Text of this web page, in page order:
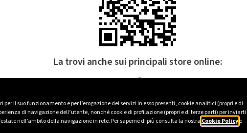
il suo funzionamento e per l’erogazione dei servizi in esso presenti, cookie analitici (propri e di
di navigazione dell’utente, nonché cookie di profilazione (propri e di terze parti) per inviarti
nell’ambito della navigazione in rete. Per saperne di più consulta la nostra Cookie Policye
La trovi anche sui principali store online: